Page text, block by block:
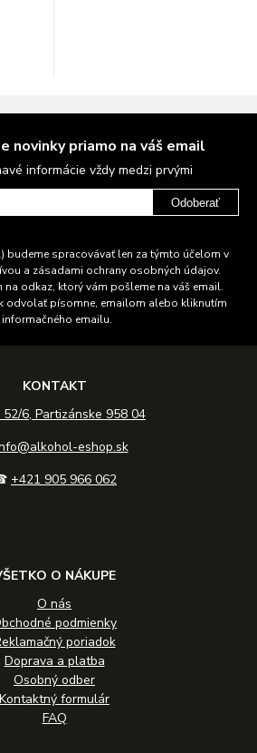
novinky priamo na váš email
informácie vždy medzi prvými
Odoberať
budeme spracovávať len za týmto účelom v
a zásadami ochrany osobných údajov.
odkaz, ktorý vám pošleme na váš email.
odvolať písomne, emailom alebo kliknutím
emailu.
KONTAKT
52/6, Partizánske 958 04
eshop.sk
+421 905 966 062
O NÁKUPE
O nás
podmienky
poriadok
Doprava a platba
Osobný odber
Kontaktný formulár
FAQ